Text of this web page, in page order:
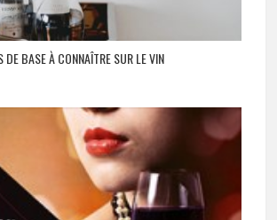
DE BASE À CONNAÎTRE SUR LE VIN